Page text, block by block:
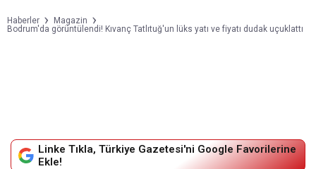
Haberler
Magazin
Bodrum'da görüntülendi! Kıvanç Tatlıtuğ'un lüks yatı ve fiyatı dudak uçuklattı
Linke Tıkla, Türkiye Gazetesi'ni Google Favorilerine
Ekle!